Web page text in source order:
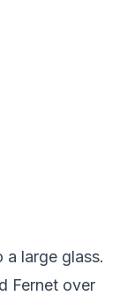
a large glass.
Fernet over